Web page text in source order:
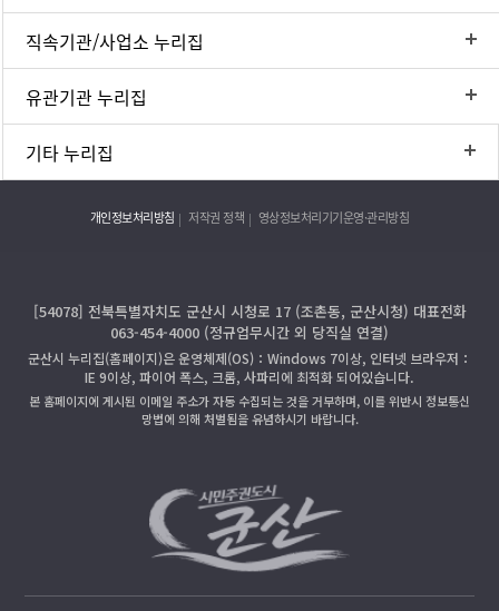
직속기관/사업소 누리집
유관기관 누리집
기타 누리집
개인정보처리방침 저작권 정책 영상정보처리기기운영·관리방침
[54078] 전북특별자치도 군산시 시청로 17 (조촌동, 군산시청) 대표전화
063-454-4000 (정규업무시간 외 당직실 연결)
군산시 누리집(홈페이지)은 운영체제(OS)：Windows 7이상, 인터넷 브라우저：
IE 9이상, 파이어 폭스, 크롬, 사파리에 최적화 되어있습니다.
본 홈페이지에 게시된 이메일 주소가 자동 수집되는 것을 거부하며, 이를 위반시 정보통신
망법에 의해 처벌됨을 유념하시기 바랍니다.